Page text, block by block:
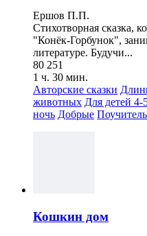
Ершов П.П.
Стихотворная сказка,
"Конёк-Горбунок",
литературе. Будучи...
80 251
1 ч. 30 мин.
Авторские сказки
животных Для детей 4-
ночь Добрые
Кошкин дом